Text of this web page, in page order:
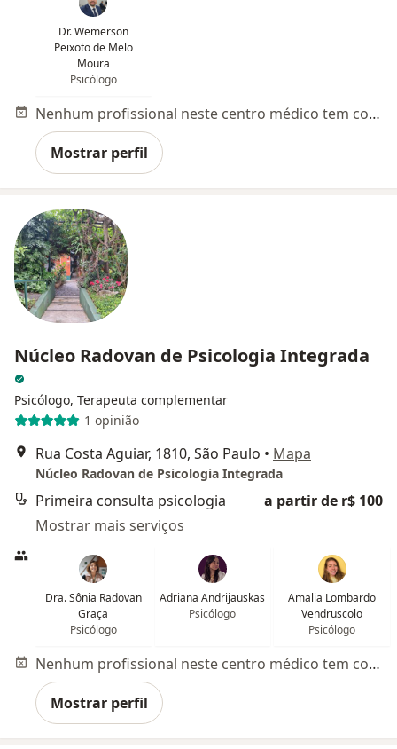
Dr. Wemerson
Peixoto de Melo
Moura
Psicólogo
Nenhum profissional neste centro médico tem consultas disponíveis
Mostrar perfil
Núcleo Radovan de Psicologia Integrada
Psicólogo, Terapeuta complementar
1 opinião
Rua Costa Aguiar, 1810, São Paulo • Mapa
Núcleo Radovan de Psicologia Integrada
Primeira consulta psicologia
a partir de r$ 100
Mostrar mais serviços
Dra. Sônia Radovan
Graça
Psicólogo
Adriana Andrijauskas
Psicólogo
Amalia Lombardo
Vendruscolo
Psicólogo
Nenhum profissional neste centro médico tem consultas disponíveis
Mostrar perfil